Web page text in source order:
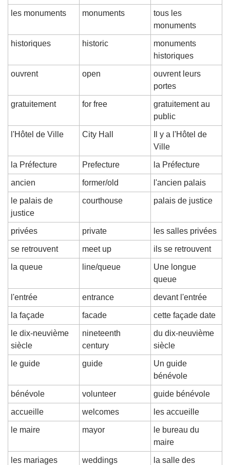
les monuments monuments
tous les
monuments
historiques historic
monuments
historiques
ouvrent open
ouvrent leurs
portes
gratuitement for free
gratuitement au
public
l'Hôtel de Ville City Hall
Il y a l'Hôtel de
Ville
la Préfecture Prefecture la Préfecture
ancien former/old l'ancien palais
le palais de
justice
courthouse palais de justice
privées private les salles privées
se retrouvent meet up ils se retrouvent
la queue line/queue
Une longue
queue
l'entrée entrance devant l'entrée
la façade facade cette façade date
le dix-neuvième
siècle
nineteenth
century
du dix-neuvième
siècle
le guide guide
Un guide
bénévole
bénévole volunteer guide bénévole
accueille welcomes les accueille
le maire mayor
le bureau du
maire
les mariages weddings
la salle des